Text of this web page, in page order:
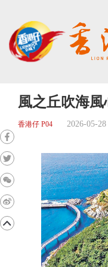
風之丘吹海
香港仔 P04 2026-05-28